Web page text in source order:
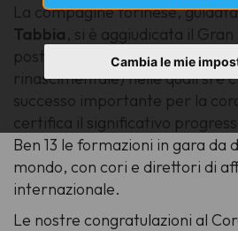
Cambia le mie
La compagine torinese,
Tabbia , si è aggiudicata il
posti in altrettante categorie
rinascimentale) nelle quali si è
successo importante per la
certifica il significativo
Ben 13 le formazioni in gara da
mondo, con cori e direttori di
internazionale.
Le nostre congratulazioni al